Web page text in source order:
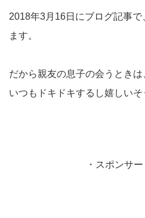
2018年3月16日にブログ記事
ます。
だから親友の息子の会うとき
いつもドキドキするし嬉しいそ
・スポンサ